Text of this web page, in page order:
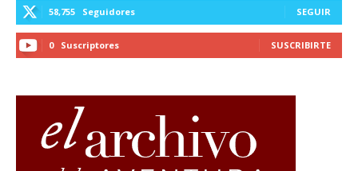
58,755 Seguidores SEGUIR
0 Suscriptores SUSCRIBIRTE